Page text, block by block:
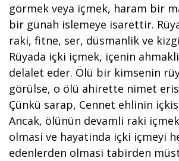
görmek veya içmek, haram bir
bir günah islemeye isarettir.
raki, fitne, ser, düsmanlik ve
Rüyada içki içmek, içenin
delalet eder. Ölü bir kimsenin
görülse, o ölü ahirette nimet
Çünkü sarap, Cennet ehlinin
Ancak, ölünün devamli raki
olmasi ve hayatinda içki içmeyi
edenlerden olmasi tabirden